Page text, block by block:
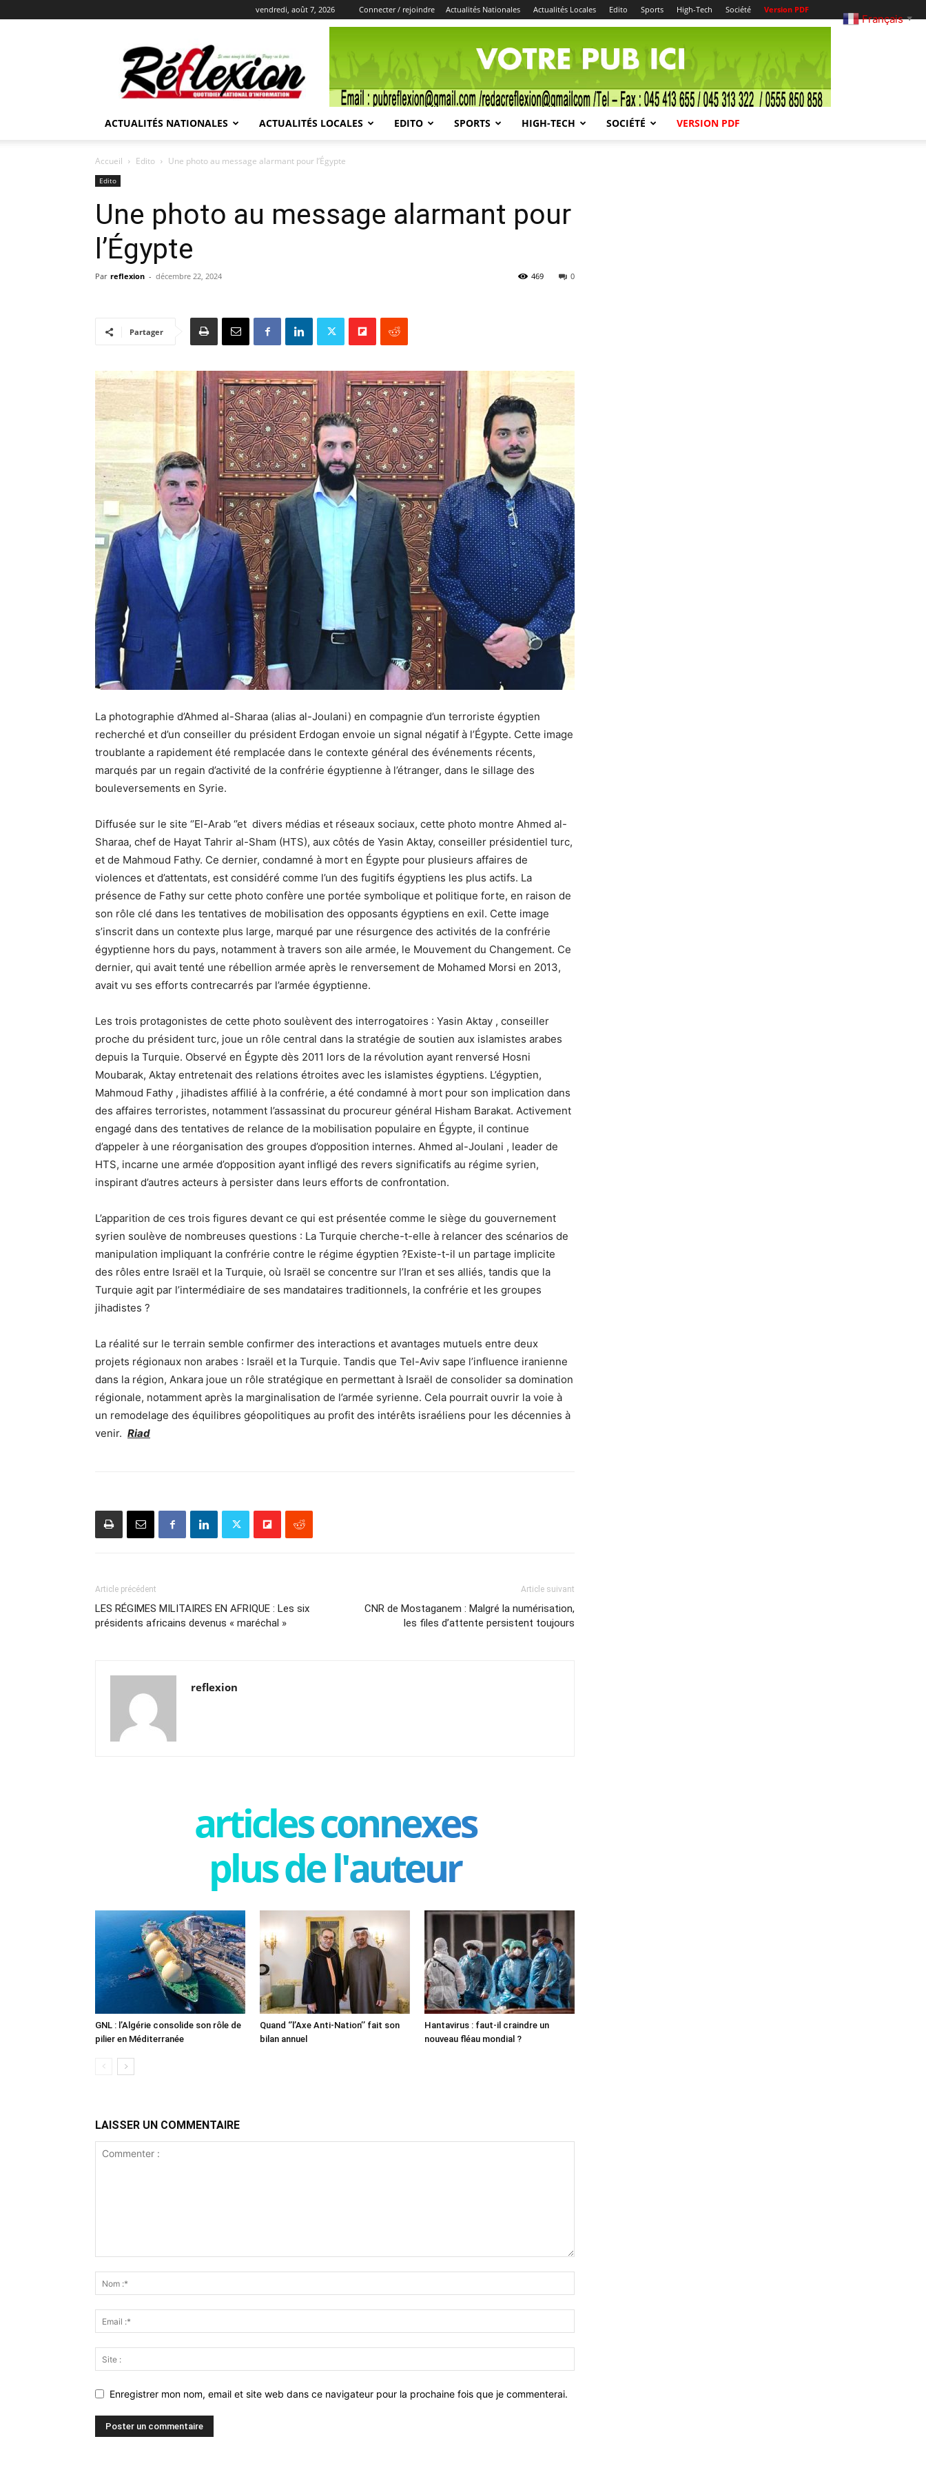
vendredi, août 7, 2026 Connecter / rejoindre Actualités Nationales Actualités Locales Edito Sports High-Tech Société Version PDF
REFLEXION
ACTUALITÉS NATIONALES ACTUALITÉS LOCALES EDITO SPORTS HIGH-TECH SOCIÉTÉ VERSION PDF
Accueil Edito Une photo au message alarmant pour l’Égypte
Edito
Une photo au message alarmant pour
l’Égypte
Par reflexion - décembre 22, 2024 0
469
Partager
La photographie d’Ahmed al-Sharaa (alias al-Joulani) en compagnie d’un terroriste égyptien
recherché et d’un conseiller du président Erdogan envoie un signal négatif à l’Égypte. Cette image
troublante a rapidement été remplacée dans le contexte général des événements récents,
marqués par un regain d’activité de la confrérie égyptienne à l’étranger, dans le sillage des
bouleversements en Syrie.
Diffusée sur le site ‘’El-Arab ‘’et divers médias et réseaux sociaux, cette photo montre Ahmed al-
Sharaa, chef de Hayat Tahrir al-Sham (HTS), aux côtés de Yasin Aktay, conseiller présidentiel turc,
et de Mahmoud Fathy. Ce dernier, condamné à mort en Égypte pour plusieurs affaires de
violences et d’attentats, est considéré comme l’un des fugitifs égyptiens les plus actifs. La
présence de Fathy sur cette photo confère une portée symbolique et politique forte, en raison de
son rôle clé dans les tentatives de mobilisation des opposants égyptiens en exil. Cette image
s’inscrit dans un contexte plus large, marqué par une résurgence des activités de la confrérie
égyptienne hors du pays, notamment à travers son aile armée, le Mouvement du Changement. Ce
dernier, qui avait tenté une rébellion armée après le renversement de Mohamed Morsi en 2013,
avait vu ses efforts contrecarrés par l’armée égyptienne.
Les trois protagonistes de cette photo soulèvent des interrogatoires : Yasin Aktay , conseiller
proche du président turc, joue un rôle central dans la stratégie de soutien aux islamistes arabes
depuis la Turquie. Observé en Égypte dès 2011 lors de la révolution ayant renversé Hosni
Moubarak, Aktay entretenait des relations étroites avec les islamistes égyptiens. L’égyptien,
Mahmoud Fathy , jihadistes affilié à la confrérie, a été condamné à mort pour son implication dans
des affaires terroristes, notamment l’assassinat du procureur général Hisham Barakat. Activement
engagé dans des tentatives de relance de la mobilisation populaire en Égypte, il continue
d’appeler à une réorganisation des groupes d’opposition internes. Ahmed al-Joulani , leader de
HTS, incarne une armée d’opposition ayant infligé des revers significatifs au régime syrien,
inspirant d’autres acteurs à persister dans leurs efforts de confrontation.
L’apparition de ces trois figures devant ce qui est présentée comme le siège du gouvernement
syrien soulève de nombreuses questions : La Turquie cherche-t-elle à relancer des scénarios de
manipulation impliquant la confrérie contre le régime égyptien ?Existe-t-il un partage implicite
des rôles entre Israël et la Turquie, où Israël se concentre sur l’Iran et ses alliés, tandis que la
Turquie agit par l’intermédiaire de ses mandataires traditionnels, la confrérie et les groupes
jihadistes ?
La réalité sur le terrain semble confirmer des interactions et avantages mutuels entre deux
projets régionaux non arabes : Israël et la Turquie. Tandis que Tel-Aviv sape l’influence iranienne
dans la région, Ankara joue un rôle stratégique en permettant à Israël de consolider sa domination
régionale, notamment après la marginalisation de l’armée syrienne. Cela pourrait ouvrir la voie à
un remodelage des équilibres géopolitiques au profit des intérêts israéliens pour les décennies à
venir. Riad
Article précédent
LES RÉGIMES MILITAIRES EN AFRIQUE : Les six
présidents africains devenus « maréchal »
Article suivant
CNR de Mostaganem : Malgré la numérisation,
les files d’attente persistent toujours
reflexion
articles connexes
plus de l'auteur
GNL : l’Algérie consolide son rôle de
pilier en Méditerranée
Quand ‘’l’Axe Anti-Nation’’ fait son
bilan annuel
Hantavirus : faut-il craindre un
nouveau fléau mondial ?
LAISSER UN COMMENTAIRE
Enregistrer mon nom, email et site web dans ce navigateur pour la prochaine fois que je commenterai.
Français ▼